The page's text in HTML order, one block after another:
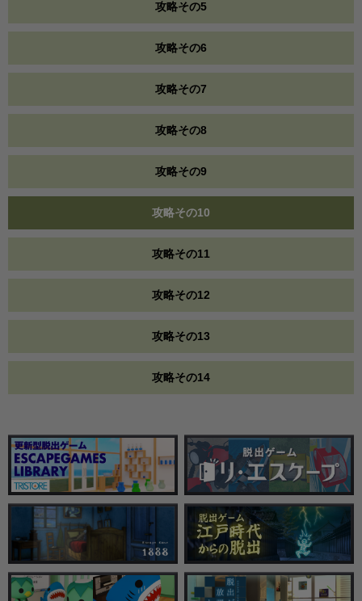
攻略その5
攻略その6
攻略その7
攻略その8
攻略その9
攻略その10
攻略その11
攻略その12
攻略その13
攻略その14